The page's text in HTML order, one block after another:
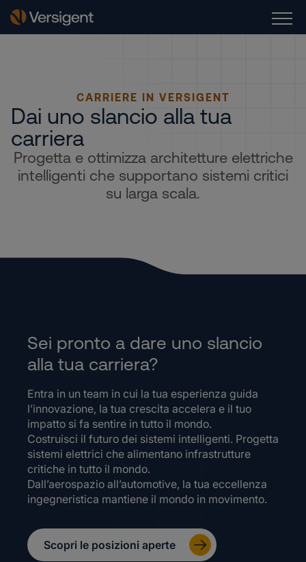
CARRIERE IN VERSIGENT
Dai uno slancio alla tua
carriera
Progetta e ottimizza architetture elettriche
intelligenti che supportano sistemi critici
su larga scala.
Sei pronto a dare uno slancio
alla tua carriera?
Entra in un team in cui la tua esperienza guida
l’innovazione, la tua crescita accelera e il tuo
impatto si fa sentire in tutto il mondo.
Costruisci il futuro dei sistemi intelligenti. Progetta
sistemi elettrici che alimentano infrastrutture
critiche in tutto il mondo.
Dall’aerospazio all’automotive, la tua eccellenza
ingegneristica mantiene il mondo in movimento.
Scopri le posizioni aperte